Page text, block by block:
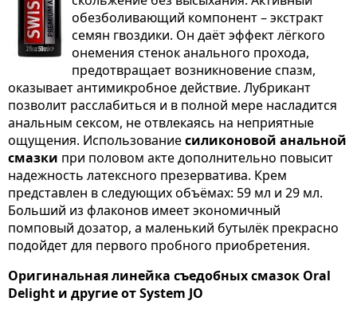
обезболивающий компонент – экстракт
семян гвоздики. Он даёт эффект лёгкого
онемения стенок анального прохода,
предотвращает возникновение спазм,
оказывает антимикробное действие. Лубрикант
позволит расслабиться и в полной мере насладится
анальным сексом, не отвлекаясь на неприятные
ощущения. Использованиесиликоновой анальной
смазки при половом акте дополнительно повысит
надежность латексного презерватива. Крем
представлен в следующих объёмах: 59 мл и 29 мл.
Больший из флаконов имеет экономичный
помповый дозатор, а маленький бутылёк прекрасно
подойдет для первого пробного приобретения.
Оригинальная линейка съедобных смазок Oral
Delight и другие от System JO